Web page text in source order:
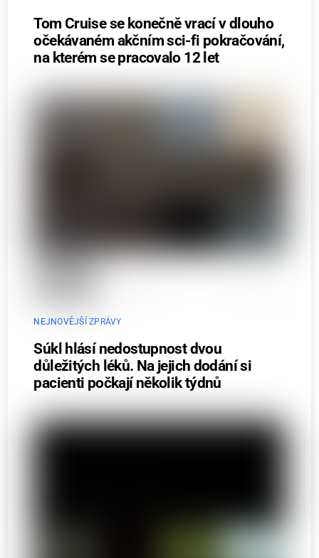
Tom Cruise se konečně vrací v dlouho
očekávaném akčním sci-fi pokračování,
na kterém se pracovalo 12 let
NEJNOVĚJŠÍ ZPRÁVY
Súkl hlásí nedostupnost dvou
důležitých léků. Na jejich dodání si
pacienti počkají několik týdnů